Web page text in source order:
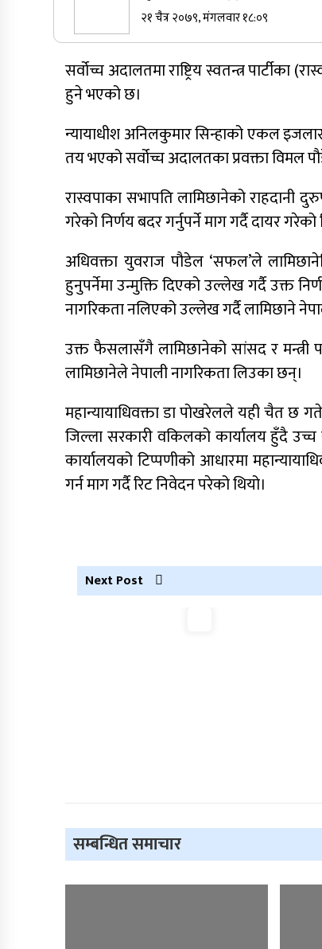
नेपाली कांग्रेस जुम्लाका कोषाध्यक्ष
२१ चैत्र २०७९, मंगलवार १८:०९
सर्वोच्च अदालतमा राष्ट्रिय स्वतन्त्र
हुने भएको छ।
न्यायाधीश अनिलकुमार सिन्हाको एकल
तय भएको सर्वोच्च अदालतका प्रवक्ता विमल
रास्वपाका सभापति लामिछानेको राहदानी
गरेको निर्णय बदर गर्नुपर्ने माग गर्दै दायर
अधिवक्ता युवराज पौडेल ‘सफल’ले
हुनुपर्नेमा उन्मुक्ति दिएको उल्लेख गर्दै उक्त
नागरिकता नलिएको उल्लेख गर्दै लामिछाने
उक्त फैसलासँगै लामिछानेको सांसद र मन्त्री
लामिछानेले नेपाली नागरिकता लिउका छन्।
महान्यायाधिवक्ता डा पोखरेलले यही चैत छ
जिल्ला सरकारी वकिलको कार्यालय हुँदै उच्च
कार्यालयको टिप्पणीको आधारमा
गर्न माग गर्दै रिट निवेदन परेको थियो।
Next Post
सम्बन्धित समाचार